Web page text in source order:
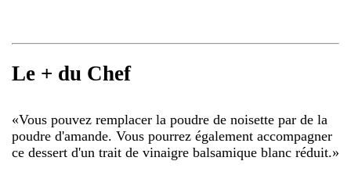
Le + du Chef
«Vous pouvez remplacer la poudre de noisette par de la
poudre d'amande. Vous pourrez également accompagner
ce dessert d'un trait de vinaigre balsamique blanc réduit.»